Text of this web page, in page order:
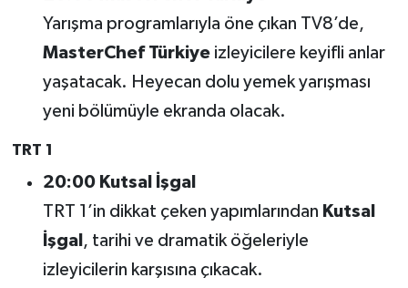
Yarışma programlarıyla öne çıkan TV8’de,
MasterChef Türkiyeizleyicilere keyifli anlar
yaşatacak. Heyecan dolu yemek yarışması
yeni bölümüyle ekranda olacak.
TRT 1
20:00 Kutsal İşgal
TRT 1’in dikkat çeken yapımlarından Kutsal
İşgal , tarihi ve dramatik öğeleriyle
izleyicilerin karşısına çıkacak.